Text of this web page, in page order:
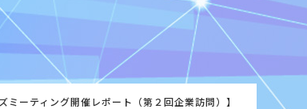
賛同団体・サポート企業様向けコンテンツの閲覧にはログ
インが必要となります。IDとパスワードをお忘れの場合は
からお問合せください。
ミーティング開催レポート（第２回企業訪問）】